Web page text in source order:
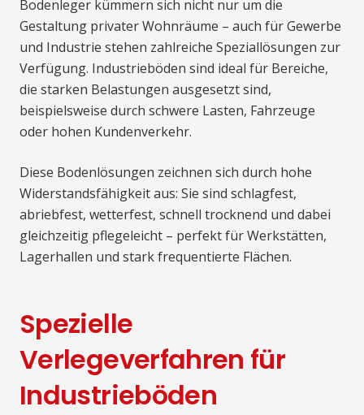
Bodenleger kümmern sich nicht nur um die
Gestaltung privater Wohnräume – auch für Gewerbe
und Industrie stehen zahlreiche Speziallösungen zur
Verfügung. Industrieböden sind ideal für Bereiche,
die starken Belastungen ausgesetzt sind,
beispielsweise durch schwere Lasten, Fahrzeuge
oder hohen Kundenverkehr.
Diese Bodenlösungen zeichnen sich durch hohe
Widerstandsfähigkeit aus: Sie sind schlagfest,
abriebfest, wetterfest, schnell trocknend und dabei
gleichzeitig pflegeleicht – perfekt für Werkstätten,
Lagerhallen und stark frequentierte Flächen.
Spezielle
Verlegeverfahren für
Industrieböden